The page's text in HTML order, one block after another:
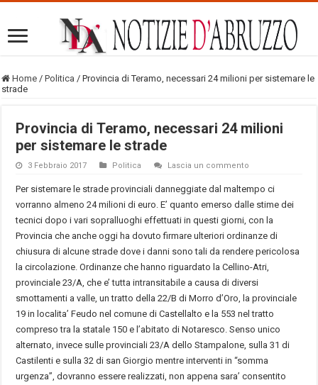
Home / Politica / Provincia di Teramo, necessari 24 milioni per sistemare le
strade
Provincia di Teramo, necessari 24 milioni
per sistemare le strade
3 Febbraio 2017 Politica Lascia un commento
Per sistemare le strade provinciali danneggiate dal maltempo ci
vorranno almeno 24 milioni di euro. E’ quanto emerso dalle stime dei
tecnici dopo i vari sopralluoghi effettuati in questi giorni, con la
Provincia che anche oggi ha dovuto firmare ulteriori ordinanze di
chiusura di alcune strade dove i danni sono tali da rendere pericolosa
la circolazione. Ordinanze che hanno riguardato la Cellino-Atri,
provinciale 23/A, che e’ tutta intransitabile a causa di diversi
smottamenti a valle, un tratto della 22/B di Morro d’Oro, la provinciale
19 in localita’ Feudo nel comune di Castellalto e la 553 nel tratto
compreso tra la statale 150 e l’abitato di Notaresco. Senso unico
alternato, invece sulle provinciali 23/A dello Stampalone, sulla 31 di
Castilenti e sulla 32 di san Giorgio mentre interventi in “somma
urgenza”, dovranno essere realizzati, non appena sara’ consentito